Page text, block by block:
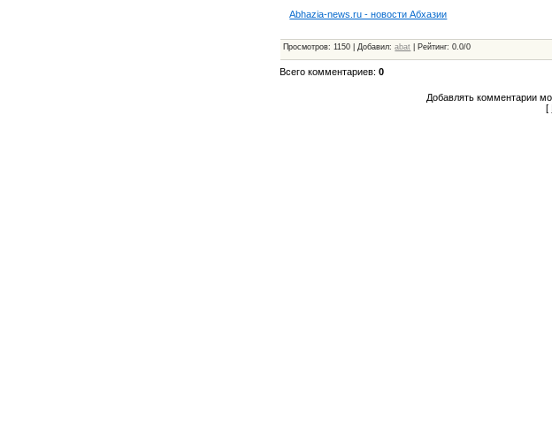
Abhazia-news.ru - новости Абхазии
Просмотров: 1150 Добавил: abat Рейтинг: 0.0/0
Всего комментариев:0
Добавлять комментарии
[